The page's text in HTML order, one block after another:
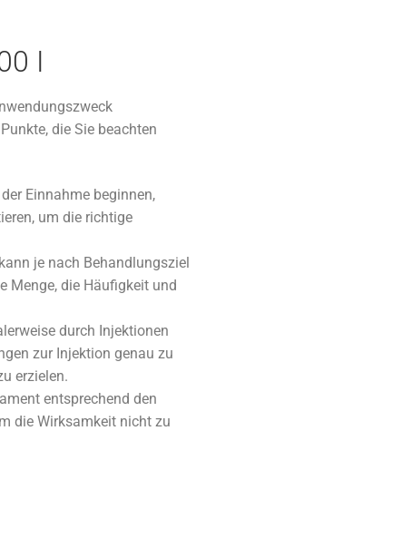
I
die Sie beachten
Einnahme beginnen,
um die richtige
je nach Behandlungsziel
Menge, die Häufigkeit und
durch Injektionen
zur Injektion genau zu
erzielen.
entsprechend den
die Wirksamkeit nicht zu